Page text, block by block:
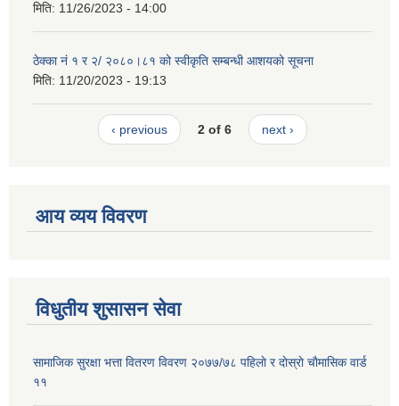
मिति: 11/26/2023 - 14:00
ठेक्का नं १ र २/ २०८०।८१ को स्वीकृति सम्बन्धी आशयको सूचना
मिति: 11/20/2023 - 19:13
‹ previous 2 of 6 next ›
आय व्यय विवरण
विधुतीय शुसासन सेवा
सामाजिक सुरक्षा भत्ता वितरण विवरण २०७७/७८ पहिलाे र दाेस्राे चाैमासिक वार्ड
११